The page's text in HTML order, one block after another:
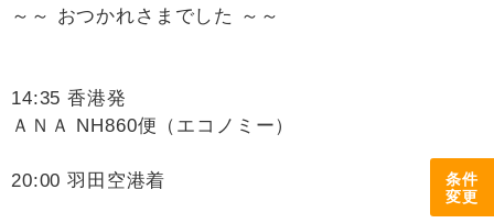
条件
変更
～～ おつかれさまでした ～～
14:35 香港発
ＡＮＡ NH860便（エコノミー）
20:00 羽田空港着